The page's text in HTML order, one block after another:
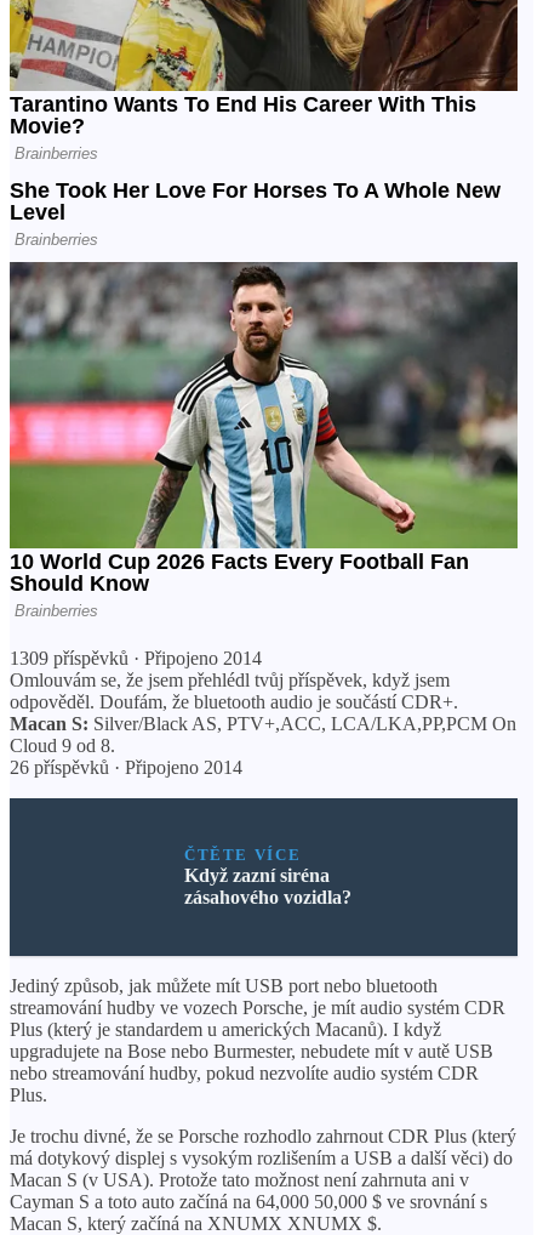
1309 příspěvků · Připojeno 2014
Omlouvám se, že jsem přehlédl tvůj příspěvek, když jsem
odpověděl. Doufám, že bluetooth audio je součástí CDR+.
Macan S: Silver/Black AS, PTV+,ACC, LCA/LKA,PP,PCM On
Cloud 9 od 8.
26 příspěvků · Připojeno 2014
ČTĚTE VÍCE
Když zazní siréna
zásahového vozidla?
Jediný způsob, jak můžete mít USB port nebo bluetooth
streamování hudby ve vozech Porsche, je mít audio systém CDR
Plus (který je standardem u amerických Macanů). I když
upgradujete na Bose nebo Burmester, nebudete mít v autě USB
nebo streamování hudby, pokud nezvolíte audio systém CDR
Plus.
Je trochu divné, že se Porsche rozhodlo zahrnout CDR Plus (který
má dotykový displej s vysokým rozlišením a USB a další věci) do
Macan S (v USA). Protože tato možnost není zahrnuta ani v
Cayman S a toto auto začíná na 64,000 50,000 $ ve srovnání s
Macan S, který začíná na XNUMX XNUMX $.